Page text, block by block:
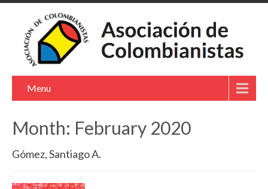
Menu
Month: February 2020
Gómez, Santiago A.